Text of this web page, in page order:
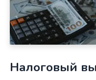
Налоговый